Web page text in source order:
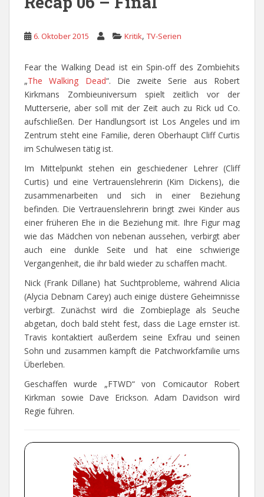
6. Oktober 2015 Kritik, TV-Serien
Fear the Walking Dead ist ein Spin-off des Zombiehits
„The Walking Dead“. Die zweite Serie aus Robert
Kirkmans Zombieuniversum spielt zeitlich vor der
Mutterserie, aber soll mit der Zeit auch zu Rick ud Co.
aufschließen. Der Handlungsort ist Los Angeles und im
Zentrum steht eine Familie, deren Oberhaupt Cliff Curtis
im Schulwesen tätig ist.
Im Mittelpunkt stehen ein geschiedener Lehrer (Cliff
Curtis) und eine Vertrauenslehrerin (Kim Dickens), die
zusammenarbeiten und sich in einer Beziehung
befinden. Die Vertrauenslehrerin bringt zwei Kinder aus
einer früheren Ehe in die Beziehung mit. Ihre Figur mag
wie das Mädchen von nebenan aussehen, verbirgt aber
auch eine dunkle Seite und hat eine schwierige
Vergangenheit, die ihr bald wieder zu schaffen macht.
Nick (Frank Dillane) hat Suchtprobleme, während Alicia
(Alycia Debnam Carey) auch einige düstere Geheimnisse
verbirgt. Zunächst wird die Zombieplage als Seuche
abgetan, doch bald steht fest, dass die Lage ernster ist.
Travis kontaktiert außerdem seine Exfrau und seinen
Sohn und zusammen kämpft die Patchworkfamilie ums
Überleben.
Geschaffen wurde „FTWD“ von Comicautor Robert
Kirkman sowie Dave Erickson. Adam Davidson wird
Regie führen.